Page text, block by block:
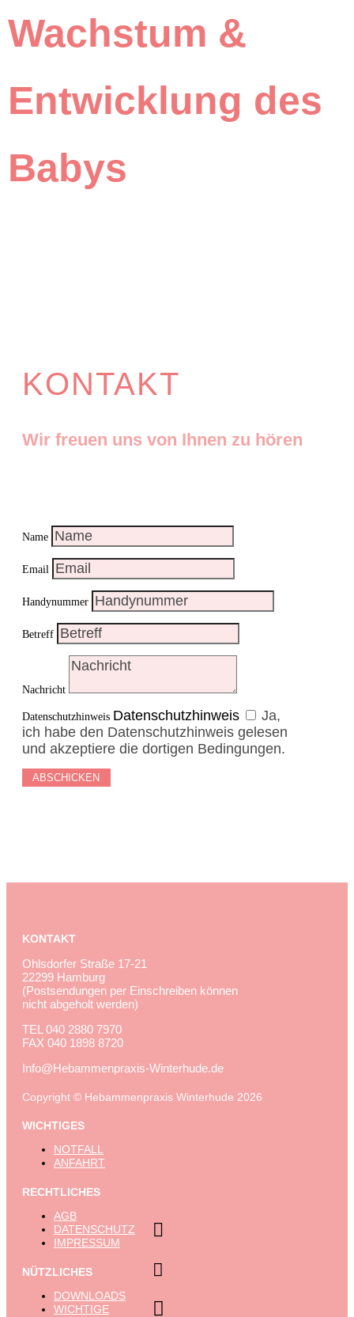
Wachstum &
Entwicklung des
Babys
KONTAKT
Wir freuen uns von Ihnen zu hören
Name
Email
Handynummer
Betreff
Nachricht
Datenschutzhinweis Datenschutzhinweis
Ja,
ich habe den Datenschutzhinweis gelesen
und akzeptiere die dortigen Bedingungen.
ABSCHICKEN



KONTAKT
Ohlsdorfer Straße 17-21
22299 Hamburg
(Postsendungen per Einschreiben können
nicht abgeholt werden)
TEL 040 2880 7970
FAX 040 1898 8720
Info@Hebammenpraxis-Winterhude.de
Copyright © Hebammenpraxis Winterhude 2026
WICHTIGES
NOTFALL
ANFAHRT
RECHTLICHES
AGB
DATENSCHUTZ
IMPRESSUM
NÜTZLICHES
DOWNLOADS
WICHTIGE